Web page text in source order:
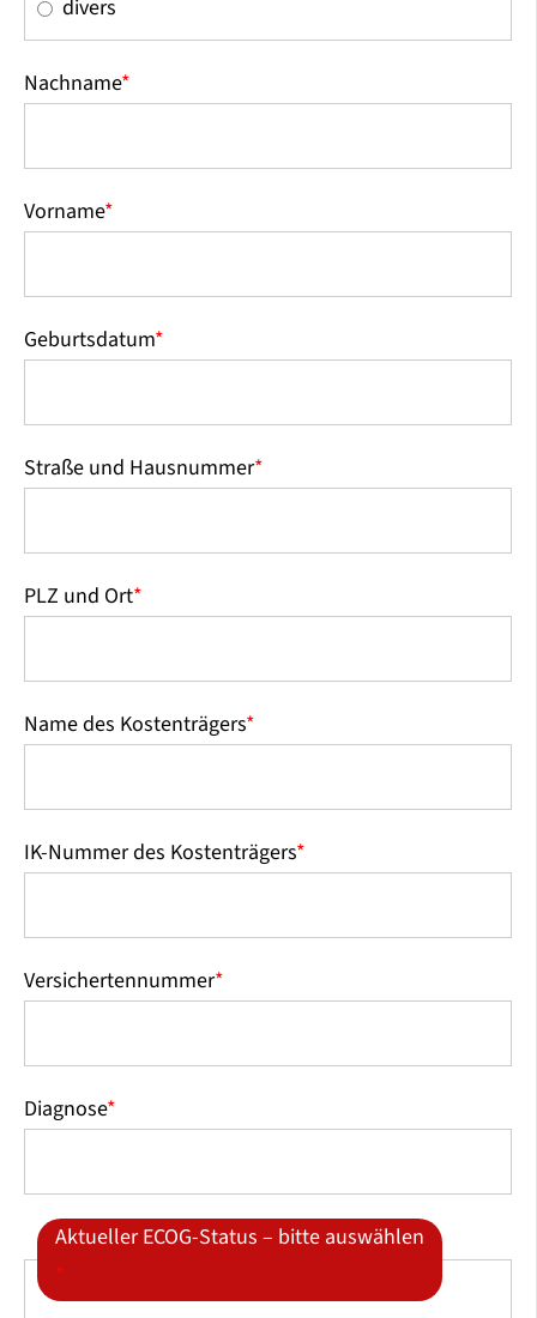
divers
Nachname*
Vorname*
Geburtsdatum*
Straße und Hausnummer*
PLZ und Ort*
Name des Kostenträgers*
IK-Nummer des Kostenträgers*
Versichertennummer*
Diagnose*
Aktueller ECOG-Status – bitte auswählen
*